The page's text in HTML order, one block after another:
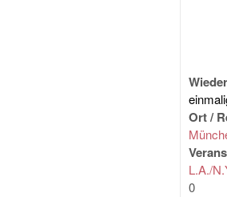
Ort /
L.A./
0